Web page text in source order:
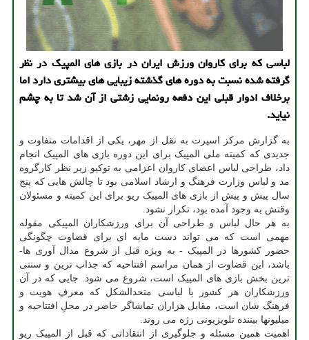
لباسی که برای کاروان ورزش ایران در بازی های المپیک در نظر
گرفته شده نسبت به دوره های گذشته زیبایی های بیشتری دارد اما
برخلاف ادوار قبلی این دفعه رونمایی زشتی از آن شد تا به چشم
نیاید.
به گزارش مرکز اسپرت به نقل از مهر، یکی از اقدامات متفاوت و
جدیدی که کمیته ملی المپیک برای این دوره بازی های المپیک انجام
داد، طراحی لباس اعضای کاروان اعزامی به توکیو زیر نظر کارگروه
مد و لباس وزارت فرهنگ و ارشاد اسلامی بود تا چالش هایی که پنج
سال پیش و پیش از بازی های المپیک ریو برای این کمیته و مسئولان
وقتش به وجود آمده بود، تکرار نشود.
به هر حال لباس و طراحی آن برای ورزشکاران المپیکی مقوله
مهمی است که می تواند دست مایه ای برای قضاوت چگونگی
حضور کشورها در المپیک - به ویژه قبل از شروع مدال آوری ها-
باشد، این قضاوت از همان مراسم افتتاحیه که جذاب ترین و سنتی
ترین بخش بازی های المپیک است، شروع می شود. جایی که در آن
ورزشکاران هر کشور با لباسی متحدالشکل که معرفِ هویت و
فرهنگ شان است، مقابل هزاران تماشاگر حاضر در محلِ افتتاحیه و
میلیونها بیننده تلویزیونی رژه می روند.
اهمیت همین مسئله و جلوگیری از انتقاداتی که قبل از المپیک ریو